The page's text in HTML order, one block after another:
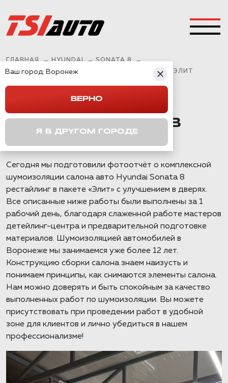
ГЛАВНАЯ → HYUNDAI → SONATA 8 →
HYUNDAI SONATA ШУМОИЗОЛЯЦИЯ В ПАКЕТЕ ЭЛИТ
HYUNDAI SONATA
ШУМОИЗОЛЯЦИЯ В
Сегодня мы подготовили фотоотчёт о комплексной
шумоизоляции салона авто Hyundai Sonata 8
рестайлинг в пакете «Элит» с улучшением в дверях.
Все описанные ниже работы были выполнены за 1
рабочий день, благодаря слаженной работе мастеров
детейлинг-центра и предварительной подготовке
материалов. Шумоизоляцией автомобилей в
Воронеже мы занимаемся уже более 12 лет.
Конструкцию сборки салона знаем наизусть и
понимаем принципы, как снимаются элементы салона.
Нам можно доверять и быть спокойным за качество
выполненных работ по шумоизоляции. Вы можете
присутствовать при проведении работ в удобной
зоне для клиентов и лично убедиться в нашем
профессионализме!
Ваш город: Воронеж
ВЕРНО
Я В ДРУГОМ ГОРОДЕ